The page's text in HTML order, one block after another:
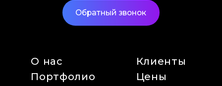
О нас
Портфолио
Клиенты
Цены
Обратный звонок